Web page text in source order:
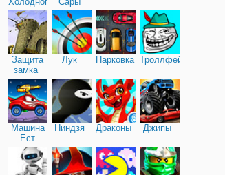
сердца
Защита
замка
Лук Парковка Троллфейс
Машина
Ест
Машину
Ниндзя Драконы Джипы